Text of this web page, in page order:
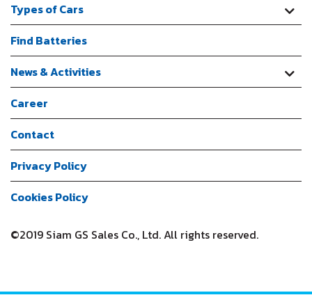
Types of Cars
Find Batteries
News & Activities
Career
Contact
Privacy Policy
Cookies Policy
©2019 Siam GS Sales Co., Ltd. All rights reserved.